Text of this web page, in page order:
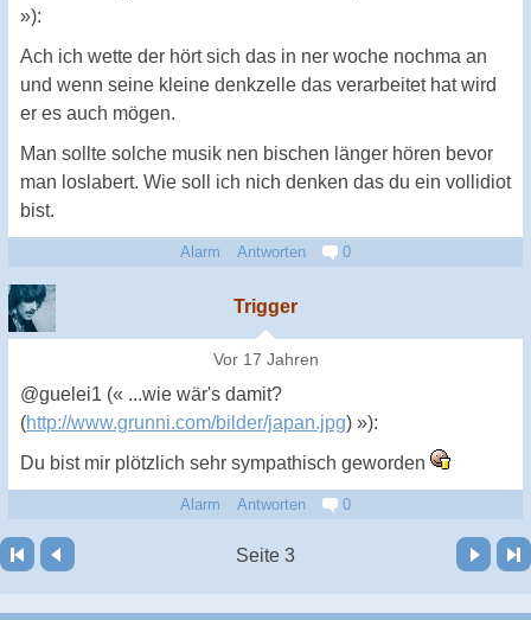
»):
Ach ich wette der hört sich das in ner woche nochma an
und wenn seine kleine denkzelle das verarbeitet hat wird
er es auch mögen.
Man sollte solche musik nen bischen länger hören bevor
man loslabert. Wie soll ich nich denken das du ein vollidiot
bist.
Alarm Antworten 0
Trigger
Vor 17 Jahren
@guelei1 (« ...wie wär's damit?
(http://www.grunni.com/bilder/japan.jpg) »):
Du bist mir plötzlich sehr sympathisch geworden
Alarm Antworten 0
Seite 3
Vor Letzte Seite